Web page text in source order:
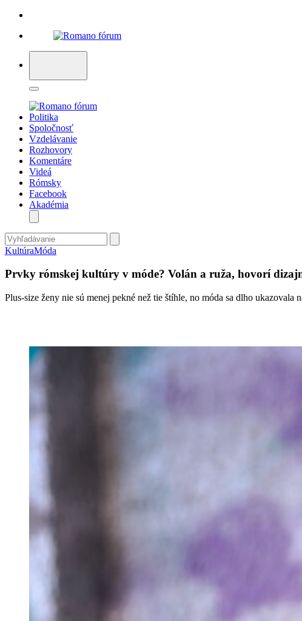
Politika
Spoločnosť
Vzdelávanie
Rozhovory
Komentáre
Videá
Rómsky
Facebook
Akadémia
KultúraMóda
Prvky rómskej kultúry v móde? Volán a ruža, hovorí
Plus-size ženy nie sú menej pekné než tie štíhle, no móda sa dlho ukazovala